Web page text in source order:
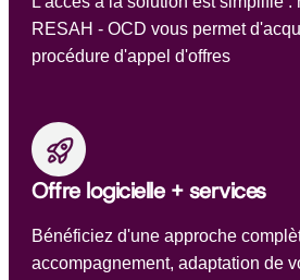
RESAH - OCD vous permet
procédure d'appel d'offres
Offre logicielle + services
Bénéficiez d'une approche
accompagnement, adaptation de